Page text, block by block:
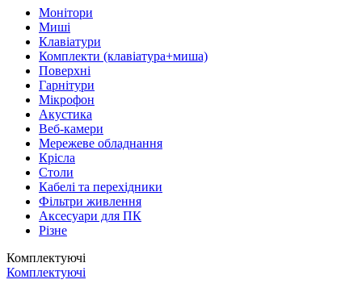
Монітори
Миші
Клавіатури
Комплекти (клавіатура+миша)
Поверхні
Гарнітури
Мікрофон
Акустика
Веб-камери
Мережеве обладнання
Крісла
Столи
Кабелі та перехідники
Фільтри живлення
Аксесуари для ПК
Різне
Комплектуючі
Комплектуючі